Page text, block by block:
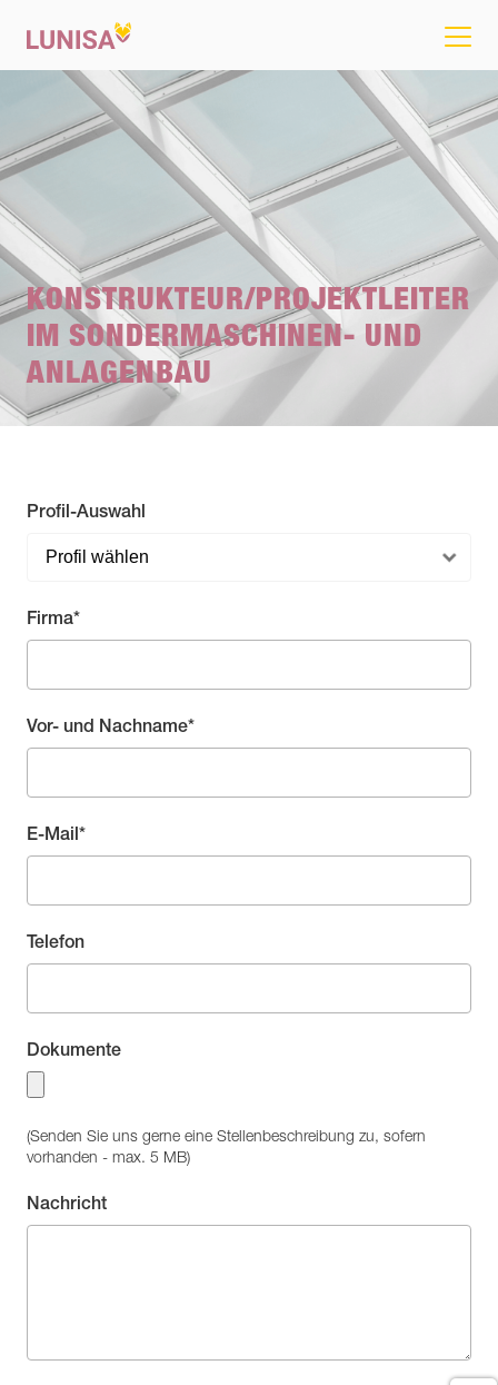
KONSTRUKTEUR/PROJEKTLEITER
IM SONDERMASCHINEN- UND
ANLAGENBAU
Profil-Auswahl
Pflichtfeld
Firma*
Pflichtfeld
Vor- und Nachname*
Pflichtfeld
E-Mail*
Telefon
Dokumente
(Senden Sie uns gerne eine Stellenbeschreibung zu, sofern
vorhanden - max. 5 MB)
Nachricht